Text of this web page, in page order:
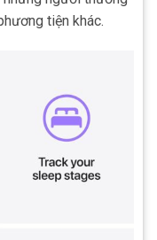
tiện khác.